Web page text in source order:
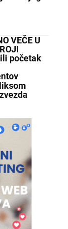
VEČE U
početak